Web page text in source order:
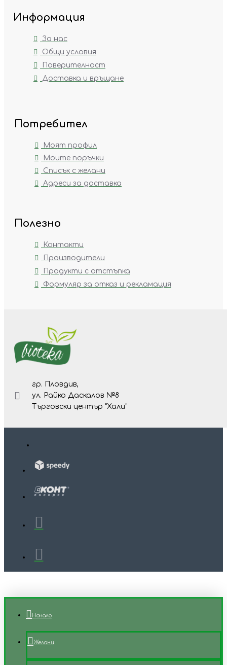
Информация
За нас
Общи условия
Поверителност
Доставка и връщане
Потребител
Моят профил
Моите поръчки
Списък с желани
Адреси за доставка
Полезно
Контакти
Производители
Продукти с отстъпка
Формуляр за отказ и рекламация
гр. Пловдив,
ул. Райко Даскалов №8
Търговски център "Хали"
Начало
Желани